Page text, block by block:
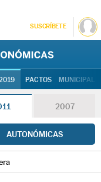
SUSCRÍBETE
PACTOS
2007
AUTONÓMICAS